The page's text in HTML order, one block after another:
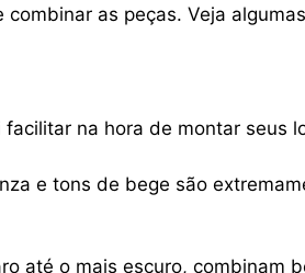
as peças. Veja
na hora de montar seus
e tons de bege são
até o mais escuro, combinam